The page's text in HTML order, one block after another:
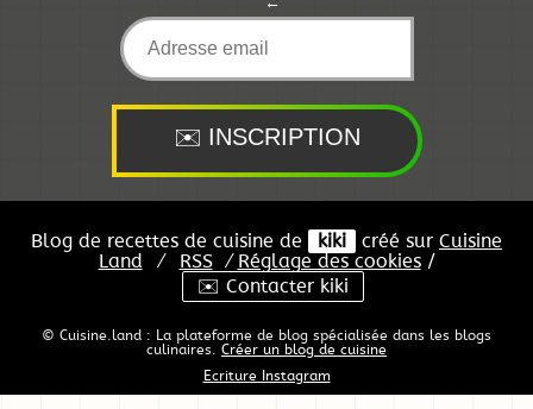
Blog de recettes de cuisine de kiki créé sur Cuisine
Land
⁄ RSS ⁄ Réglage des cookies/
✉️ Contacter kiki
© Cuisine.land : La plateforme de blog spécialisée dans les blogs
culinaires. Créer un blog de cuisine
Ecriture Instagram